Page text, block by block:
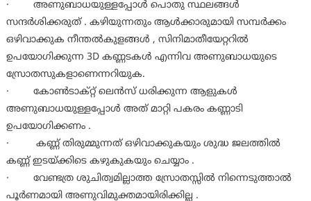
· അണുബാധയുള്ളപ്പോള്‍ പൊതു സ്ഥലങ്ങള്‍
സന്ദര്‍ശിക്കരുത് . കഴിയുന്നതും ആള്‍ക്കാരുമായി സമ്പര്‍ക്കം
ഒഴിവാക്കുക നീന്തല്‍കുളങ്ങള്‍ , സിനിമാതീയേറ്ററില്‍
ഉപയോഗിക്കുന്ന 3D കണ്ണടകള്‍ എന്നിവ അണുബാധയുടെ
സ്രോതസുകളാണെന്നറിയുക.
· കോണ്‍ടാക്റ്റ് ലെന്‍സ് ധരിക്കുന്ന ആളുകള്‍
അണുബാധയുള്ളപ്പോള്‍ അത് മാറ്റി പകരം കണ്ണാടി
ഉപയോഗിക്കണം .
· കണ്ണ് തിരുമ്മുന്നത് ഒഴിവാക്കുകയും ശുദ്ധ ജലത്തില്‍
കണ്ണ് ഇടയ്ക്കിടെ കഴുകുകയും ചെയ്യാം .
· വേണ്ടത്ര ശുചിത്വമില്ലാത്ത സ്രോതസ്സില്‍ നിന്നെടുത്താല്‍
പൂര്‍ണമായി അണുവിമുക്തമായിരിക്കില്ല .